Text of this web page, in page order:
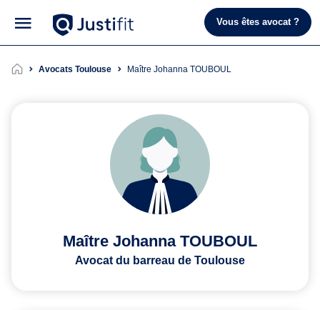
Vous êtes avocat ?
Avocats Toulouse Maître Johanna TOUBOUL
Maître Johanna TOUBOUL
Avocat du barreau de Toulouse